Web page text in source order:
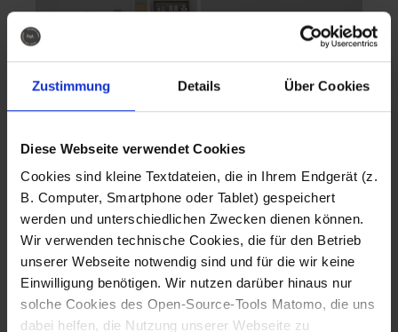
Zustimmung Details Über Cookies
Diese Webseite verwendet Cookies
Cookies sind kleine Textdateien, die in Ihrem Endgerät (z.
B. Computer, Smartphone oder Tablet) gespeichert
werden und unterschiedlichen Zwecken dienen können.
Wir verwenden technische Cookies, die für den Betrieb
unserer Webseite notwendig sind und für die wir keine
Einwilligung benötigen. Wir nutzen darüber hinaus nur
solche Cookies des Open-Source-Tools Matomo, die uns
dabei helfen, die Nutzung unserer Webseite zu
Fotografo: Lorenz
Sternbach
Download
Fotografo: Lorenz
Sternbach
Download